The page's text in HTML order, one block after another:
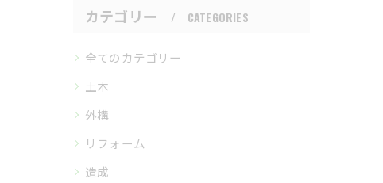
カテゴリー CATEGORIES
全てのカテゴリー
土木
外構
リフォーム
造成